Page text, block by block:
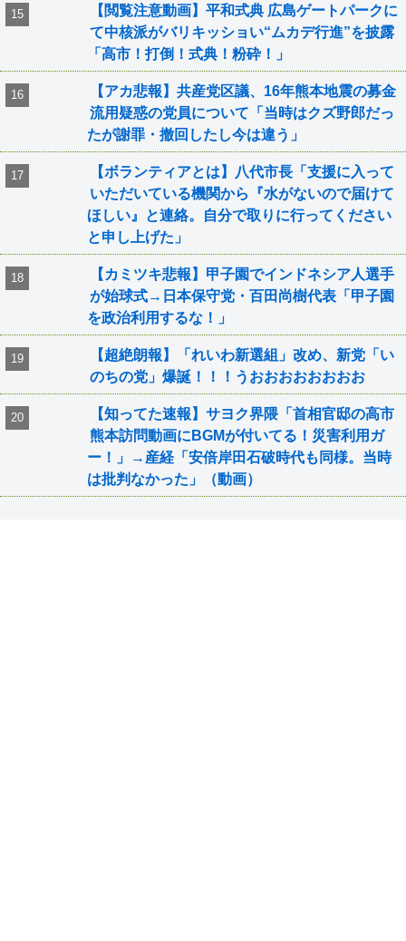
【閲覧注意動画】平和式典 広島ゲートパークに
て中核派がバリキッショい“ムカデ行進”を披露
「高市！打倒！式典！粉砕！」
【アカ悲報】共産党区議、16年熊本地震の募金
流用疑惑の党員について「当時はクズ野郎だっ
たが謝罪・撤回したし今は違う」
【ボランティアとは】八代市長「支援に入って
いただいている機関から『水がないので届けて
ほしい』と連絡。自分で取りに行ってください
と申し上げた」
【カミツキ悲報】甲子園でインドネシア人選手
が始球式→日本保守党・百田尚樹代表「甲子園
を政治利用するな！」
【超絶朗報】「れいわ新選組」改め、新党「い
のちの党」爆誕！！！うおおおおおおおお
【知ってた速報】サヨク界隈「首相官邸の高市
熊本訪問動画にBGMが付いてる！災害利用ガ
ー！」→産経「安倍岸田石破時代も同様。当時
は批判なかった」（動画）